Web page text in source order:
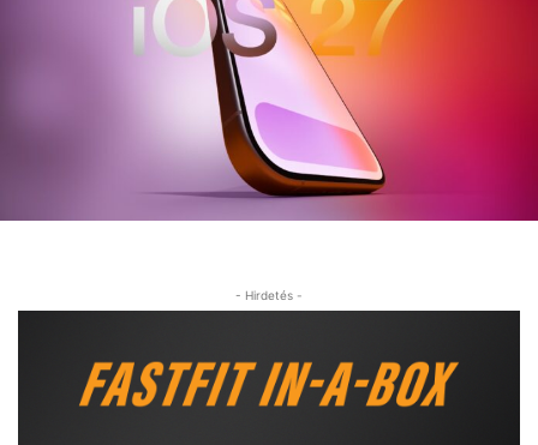
- Hirdetés -